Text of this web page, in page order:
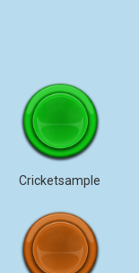
Cricketsample